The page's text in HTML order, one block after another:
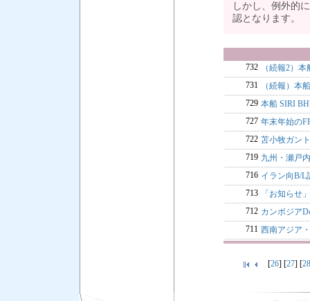
しかし、例外的
認となります
732
（続報2）
731
（続報）本
729 本船 SIRI
727 年末年始の
722 苫小牧ガン
719 九州・瀬戸
716 イラン向B/L
713
「お知らせ」
712 カンボジア
711 西南アジア
[26] [27] [28